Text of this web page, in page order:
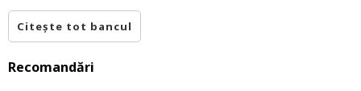
Citește tot bancul
Recomandări